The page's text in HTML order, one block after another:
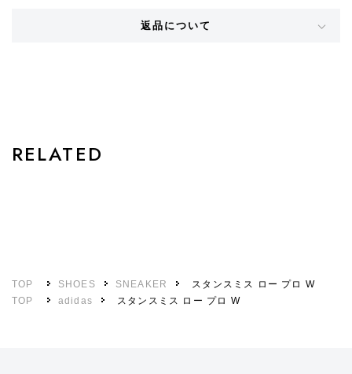
返品について
RELATED
TOP SHOES SNEAKER
スタンスミス ロー プロ W
TOP
adidas スタンスミス ロー プロ W